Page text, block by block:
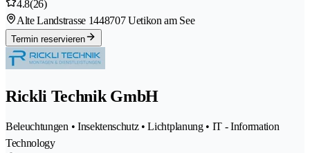
4.8(26)
Alte Landstrasse 1448707 Uetikon am See
Termin reservieren
Rickli Technik GmbH
Beleuchtungen • Insektenschutz • Lichtplanung • IT - Information
Technology